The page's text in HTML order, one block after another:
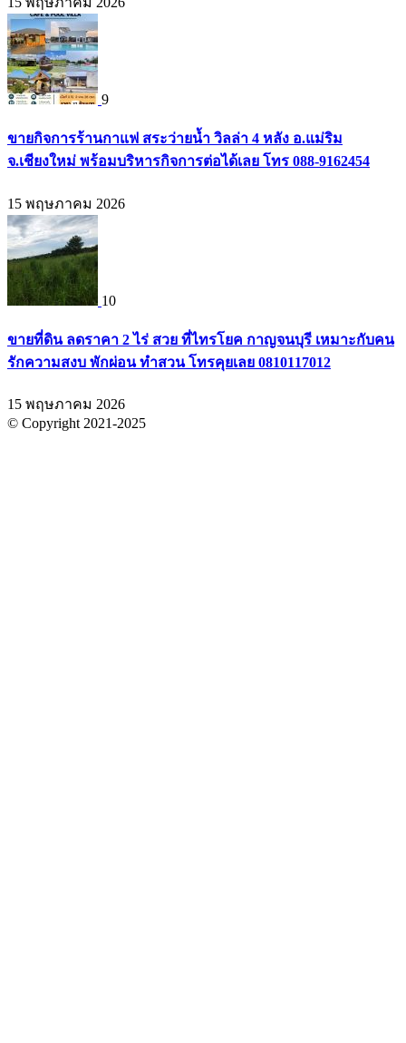
9
ขายกิจการร้านกาแฟ สระว่ายน้ำ วิลล่า 4 หลัง อ.แม่ริม
จ.เชียงใหม่ พร้อมบริหารกิจการต่อได้เลย โทร 088-9162454
15 พฤษภาคม 2026
10
ขายที่ดิน ลดราคา 2 ไร่ สวย ที่ไทรโยค กาญจนบุรี เหมาะกับคน
รักความสงบ พักผ่อน ทำสวน โทรคุยเลย 0810117012
15 พฤษภาคม 2026
© Copyright 2021-2025